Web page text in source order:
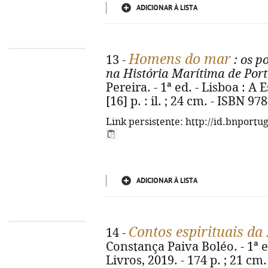
ADICIONAR À LISTA
13 -Homens do mar : os
na História Marítima de
Pereira. - 1ª ed. - Lisboa : A
[16] p. : il. ; 24 cm. - ISBN
Link persistente: http://
ADICIONAR À LISTA
14 - Contos espirituais da
Constança Paiva Boléo. - 1ª
Livros, 2019. - 174 p. ; 21